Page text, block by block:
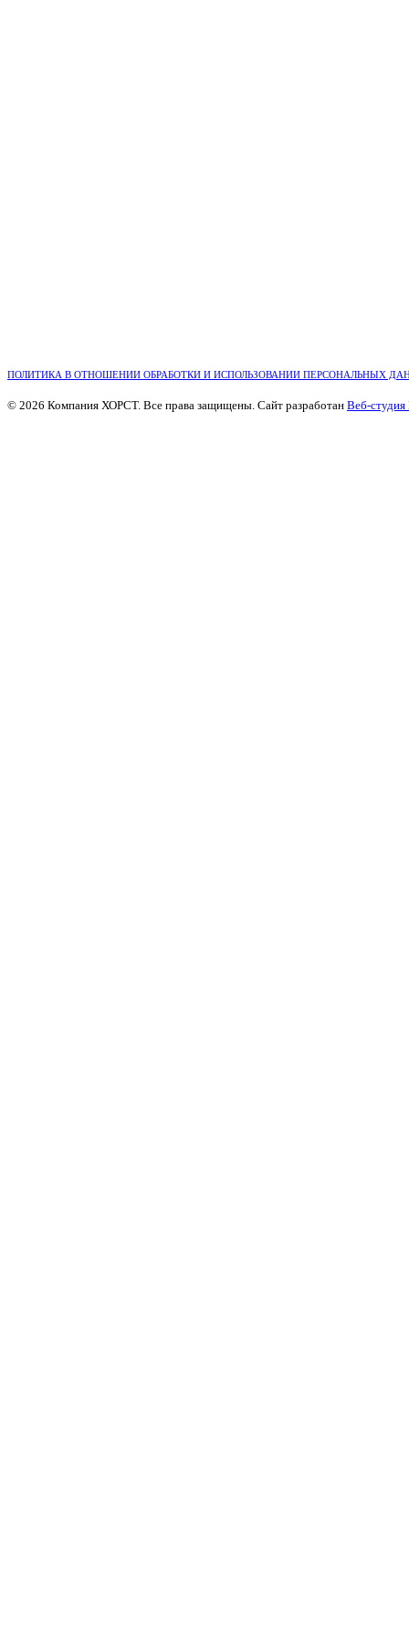
ПОЛИТИКА В ОТНОШЕНИИ ОБРАБОТКИ И ИСПОЛЬЗОВАНИИ ПЕРСОНАЛЬНЫХ
© 2026 Компания ХОРСТ. Все права защищены. Сайт разработан Веб-студия